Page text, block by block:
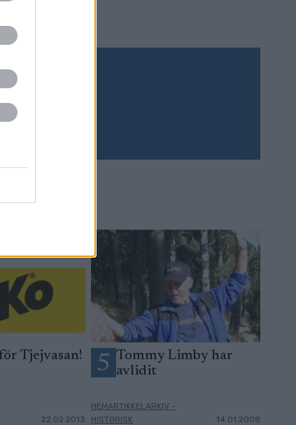
Tjejvasan!
22.02.2013
5 Tommy Limby har
avlidit
HEMARTIKKELARKIV -
HISTORISK
14.01.2008